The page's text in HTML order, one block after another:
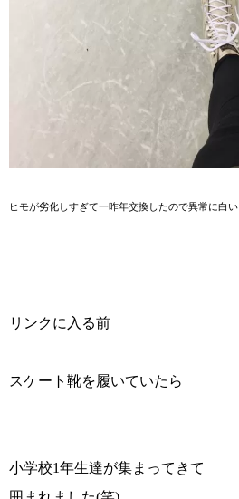
ヒモが劣化しすぎて一昨年交換したので異常に白い
リンクに入る前
スケート靴を履いていたら
小学校1年生達が集まってきて